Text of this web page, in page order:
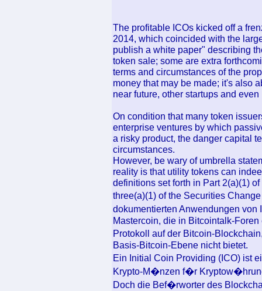
The profitable ICOs kicked off a
2014, which coincided with the
publish a white paper" describing
token sale; some are extra
terms and circumstances of the
money that may be made; it's also
near future, other startups and
On condition that many token
enterprise ventures by which
a risky product, the danger capital
circumstances.
However, be wary of umbrella
reality is that utility tokens can
definitions set forth in Part 2(a)(1)
three(a)(1) of the Securities
dokumentierten Anwendungen
Mastercoin, die in Bitcointalk-
Protokoll auf der Bitcoin-
Basis-Bitcoin-Ebene nicht bietet.
Ein Initial Coin Providing (ICO) ist
Krypto-M�nzen f�r
Doch die Bef�rworter des